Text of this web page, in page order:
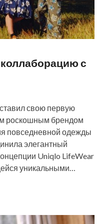
с
свою первую
роскошным брендом
повседневной одежды
элегантный
Uniqlo LifeWear
уникальными…